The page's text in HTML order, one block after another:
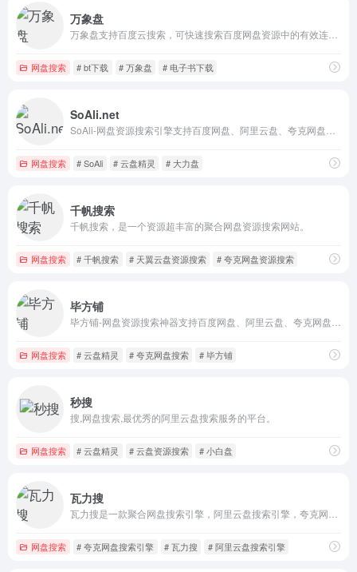
万象盘
网盘搜索 # bt下载 # 万象盘 # 电子书下载
SoAli.net
网盘搜索 # SoAli # 云盘精灵 # 大力盘
千帆搜索
千帆搜索，是一个资源超丰富的聚合网盘资源搜索网站。
网盘搜索 # 千帆搜索 # 天翼云盘资源搜索 # 夸克网盘资源搜索
毕方铺
网盘搜索 # 云盘精灵 # 夸克网盘搜索 # 毕方铺
秒搜
搜,网盘搜索,最优秀的阿里云盘搜索服务的平台。
网盘搜索 # 云盘精灵 # 云盘资源搜索 # 小白盘
瓦力搜
网盘搜索 # 夸克网盘搜索引擎 # 瓦力搜 # 阿里云盘搜索引擎